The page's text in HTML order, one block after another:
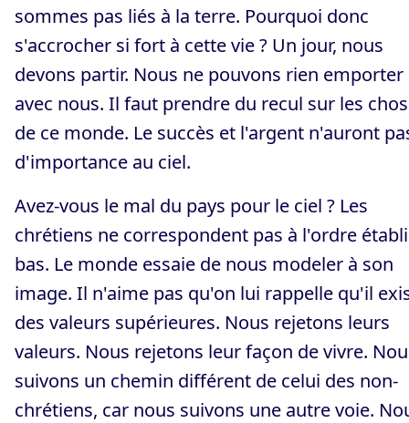
sommes pas liés à la terre. Pourquoi donc
s'accrocher si fort à cette vie ? Un jour, nous
devons partir. Nous ne pouvons rien emporter
avec nous. Il faut prendre du recul sur les
de ce monde. Le succès et l'argent n'auront
d'importance au ciel.
Avez-vous le mal du pays pour le ciel ? Les
chrétiens ne correspondent pas à l'ordre
bas. Le monde essaie de nous modeler à son
image. Il n'aime pas qu'on lui rappelle qu'il
des valeurs supérieures. Nous rejetons leurs
valeurs. Nous rejetons leur façon de vivre.
suivons un chemin différent de celui des non-
chrétiens, car nous suivons une autre voie.